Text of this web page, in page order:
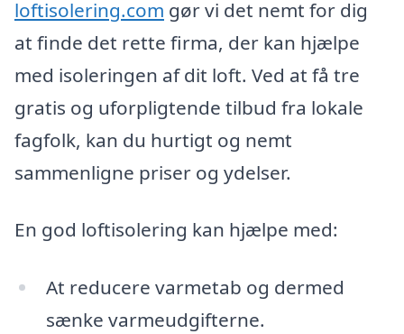
loftisolering.com gør vi det nemt for dig
at finde det rette firma, der kan hjælpe
med isoleringen af dit loft. Ved at få tre
gratis og uforpligtende tilbud fra lokale
fagfolk, kan du hurtigt og nemt
sammenligne priser og ydelser.
En god loftisolering kan hjælpe med:
At reducere varmetab og dermed
sænke varmeudgifterne.